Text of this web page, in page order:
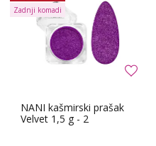
NANI kašmirski prašak
Velvet 1,5 g - 2
Zadnji komadi